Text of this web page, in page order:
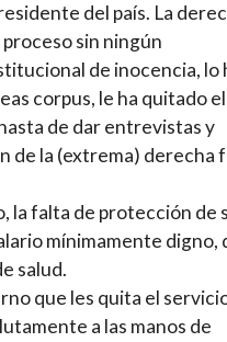
del país. La
sin ningún
de inocencia, lo
corpus, le ha quitado el
de dar entrevistas y
de la (extrema) derecha
la falta de protección de
mínimamente digno,
salud.
que les quita el
a las manos de